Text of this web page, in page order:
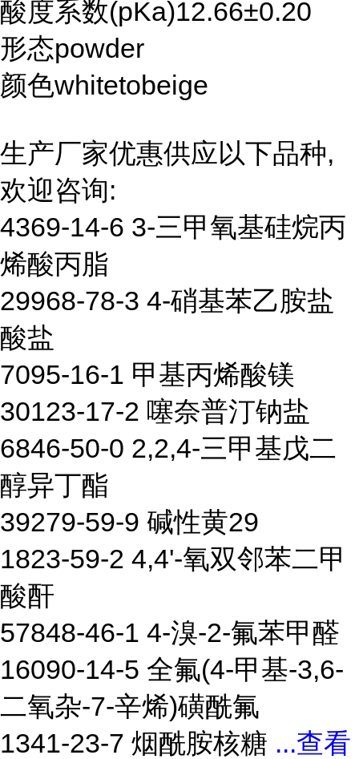
酸度系数(pKa)12.66±0.20
形态powder
颜色whitetobeige
生产厂家优惠供应以下品种,
欢迎咨询:
4369-14-6 3-三甲氧基硅烷丙
烯酸丙脂
29968-78-3 4-硝基苯乙胺盐
酸盐
7095-16-1 甲基丙烯酸镁
30123-17-2 噻奈普汀钠盐
6846-50-0 2,2,4-三甲基戊二
醇异丁酯
39279-59-9 碱性黄29
1823-59-2 4,4'-氧双邻苯二甲
酸酐
57848-46-1 4-溴-2-氟苯甲醛
16090-14-5 全氟(4-甲基-3,6-
二氧杂-7-辛烯)磺酰氟
1341-23-7 烟酰胺核糖 ...查看